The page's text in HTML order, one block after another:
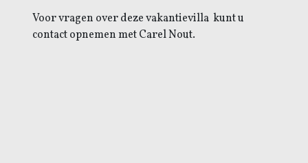
Voor vragen over deze vakantievilla kunt u
contact opnemen met Carel Nout.